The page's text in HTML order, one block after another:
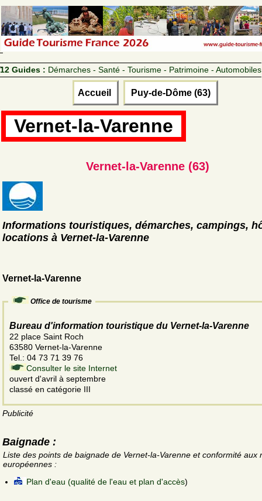
12 Guides : Démarches - Santé - Tourisme - Patrimoine - Automobiles
Accueil Puy-de-Dôme (63)
Vernet-la-Varenne
Vernet-la-Varenne (63)
Informations touristiques, démarches, campings,
locations à Vernet-la-Varenne
Vernet-la-Varenne
Office de tourisme
Bureau d'information touristique du Vernet-la-Varenne
22 place Saint Roch
63580 Vernet-la-Varenne
Tel.: 04 73 71 39 76
Consulter le site Internet
ouvert d'avril à septembre
classé en catégorie III
Publicité
Baignade :
Liste des points de baignade de Vernet-la-Varenne et conformité aux
européennes :
Plan d'eau (qualité de l'eau et plan d'accès)